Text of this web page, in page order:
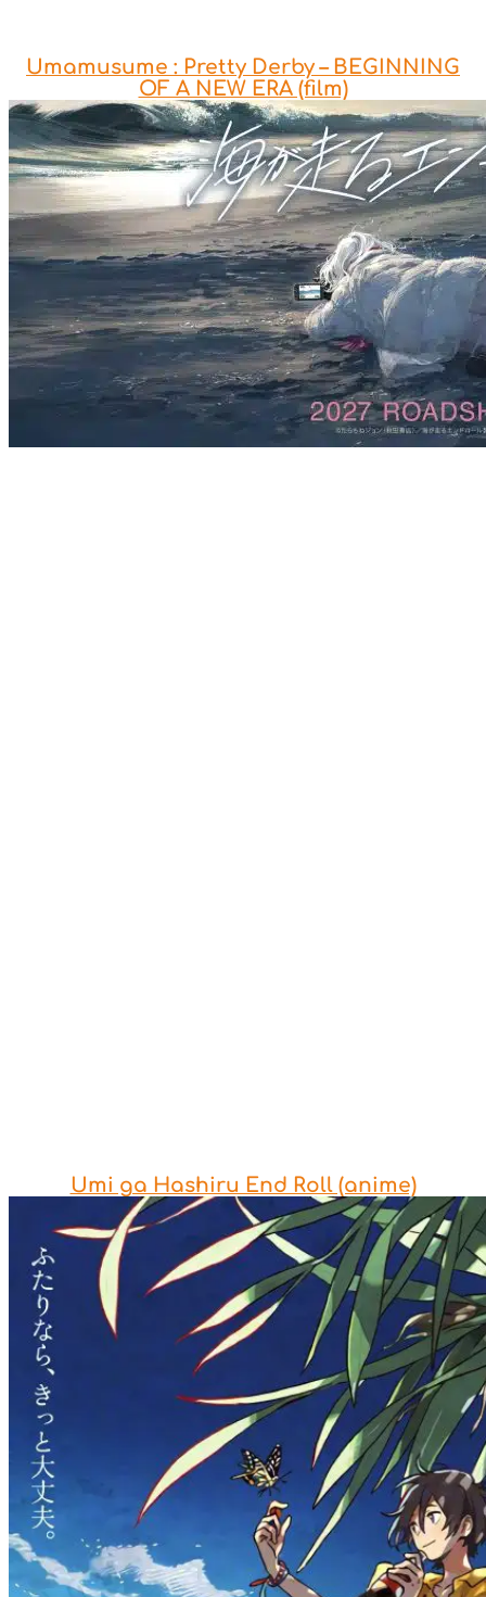
Umamusume : Pretty Derby – BEGINNING
OF A NEW ERA (film)
Umi ga Hashiru End Roll (anime)